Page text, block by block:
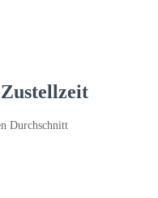
Durchschnitt